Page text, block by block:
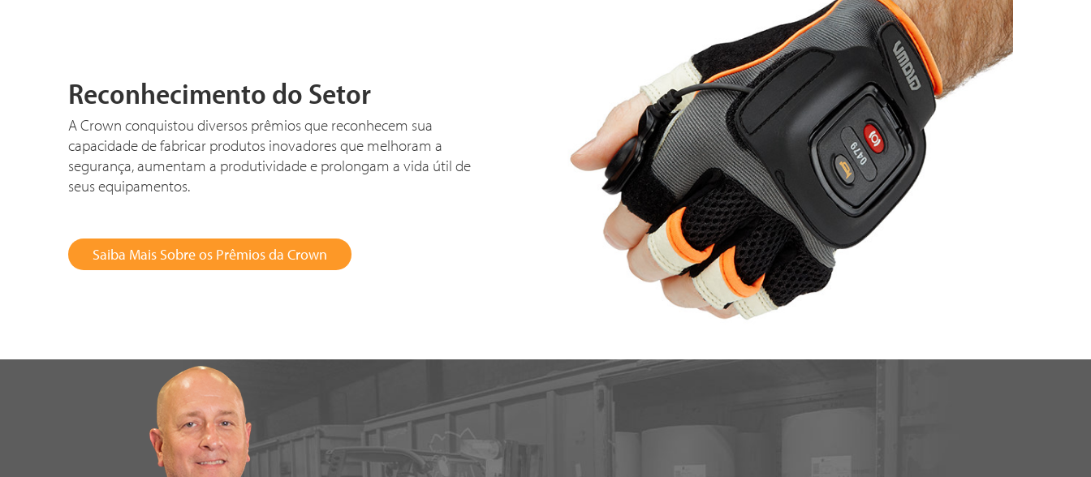
Reconhecimento do Setor
A Crown conquistou diversos prêmios que reconhecem sua
capacidade de fabricar produtos inovadores que melhoram a
segurança, aumentam a produtividade e prolongam a vida útil de
seus equipamentos.
Saiba Mais Sobre os Prêmios da Crown